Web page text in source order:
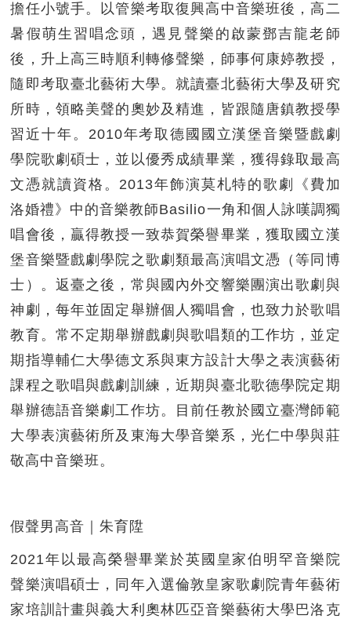
擔任小號手。以管樂考取復興高中音樂班後，高二
暑假萌生習唱念頭，遇見聲樂的啟蒙鄧吉龍老師
後，升上高三時順利轉修聲樂，師事何康婷教授，
隨即考取臺北藝術大學。就讀臺北藝術大學及研究
所時，領略美聲的奧妙及精進，皆跟隨唐鎮教授學
習近十年。2010年考取德國國立漢堡音樂暨戲劇
學院歌劇碩士，並以優秀成績畢業，獲得錄取最高
文憑就讀資格。2013年飾演莫札特的歌劇《費加
洛婚禮》中的音樂教師Basilio一角和個人詠嘆調獨
唱會後，贏得教授一致恭賀榮譽畢業，獲取國立漢
堡音樂暨戲劇學院之歌劇類最高演唱文憑（等同博
士）。返臺之後，常與國內外交響樂團演出歌劇與
神劇，每年並固定舉辦個人獨唱會，也致力於歌唱
教育。常不定期舉辦戲劇與歌唱類的工作坊，並定
期指導輔仁大學德文系與東方設計大學之表演藝術
課程之歌唱與戲劇訓練，近期與臺北歌德學院定期
舉辦德語音樂劇工作坊。目前任教於國立臺灣師範
大學表演藝術所及東海大學音樂系，光仁中學與莊
敬高中音樂班。
假聲男高音｜朱育陞
2021年以最高榮譽畢業於英國皇家伯明罕音樂院
聲樂演唱碩士，同年入選倫敦皇家歌劇院青年藝術
家培訓計畫與義大利奧林匹亞音樂藝術大學巴洛克